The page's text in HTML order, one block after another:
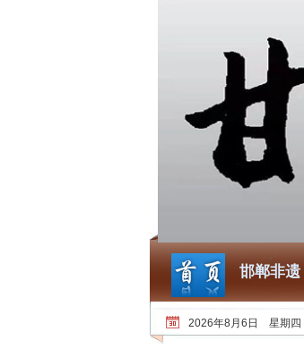
邯郸非遗
2026年8月6日 星期四